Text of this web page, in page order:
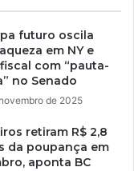
futuro oscila
em NY e
com “pauta-
no Senado
de 2025
retiram R$ 2,8
da poupança em
aponta BC